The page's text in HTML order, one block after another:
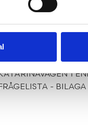
1
1
1
FRÅGELISTA -